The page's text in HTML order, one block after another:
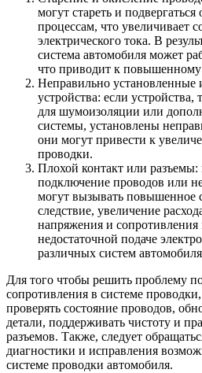
могут стареть и
процессам, что увеличивает
электрического тока. В
система автомобиля может
что приводит к повышенному
Неправильно установленные
устройства: если устройства,
для шумоизоляции или
системы, установлены
они могут привести к
проводки.
Плохой контакт или разъемы:
подключение проводов или
могут вызывать повышенное
следствие, увеличение
напряжения и
недостаточной подаче
различных систем
Для того чтобы решить проблему
сопротивления в системе
проверять состояние проводов,
детали, поддерживать чистоту и
разъемов. Также, следует
диагностики и исправления
системе проводки автомобиля.